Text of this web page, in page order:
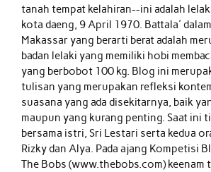
tanah tempat kelahiran--ini adalah
kota daeng, 9 April 1970. Battala'
Makassar yang berarti berat adalah
badan lelaki yang memiliki hobi
yang berbobot 100 kg. Blog ini
tulisan yang merupakan refleksi
suasana yang ada disekitarnya, baik
maupun yang kurang penting. Saat ini
bersama istri, Sri Lestari serta kedua
Rizky dan Alya. Pada ajang Kompetisi
The Bobs (www.thebobs.com) keenam